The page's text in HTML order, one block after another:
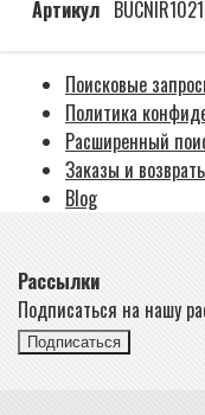
Артикул
Поисковые
Политика
Расширенный
Заказы и
Blog
Рассылки
Подписаться на нашу
Подписаться